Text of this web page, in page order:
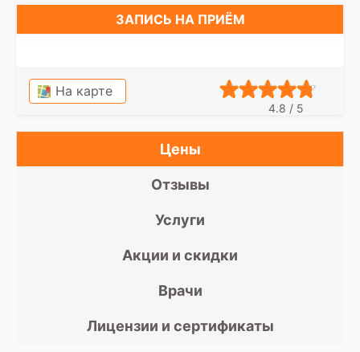
ЗАПИСЬ НА ПРИЁМ
На карте
4.8 / 5
Цены
Отзывы
Услуги
Акции и скидки
Врачи
Лицензии и сертификаты